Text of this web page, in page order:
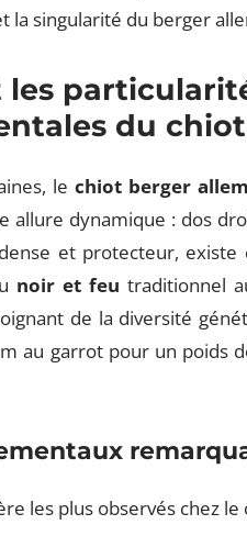
la singularité du berger
les
du
lechiot berger
allure dynamique : dos
et protecteur, existe
noir et feu traditionnel
de la diversité
au garrot pour un poids
les plus observés chez